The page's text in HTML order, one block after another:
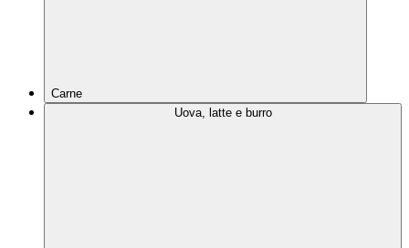
Carne
Uova, latte e burro